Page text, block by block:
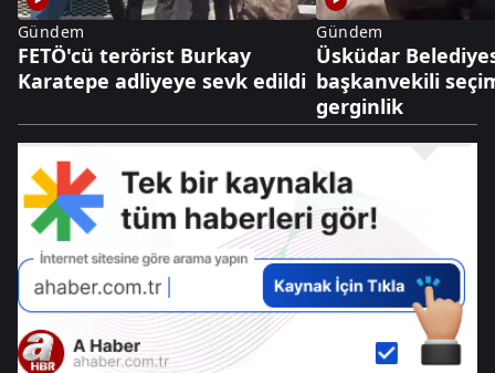
Gündem
FETÖ'cü terörist Burkay
Karatepe adliyeye sevk edildi
Gündem
Üsküdar
başkanvekili
gerginlik